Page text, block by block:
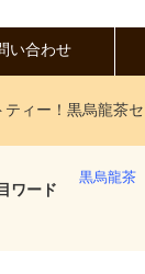
い合わせ
ィー！黒烏龍茶セ
ワード
黒烏龍茶